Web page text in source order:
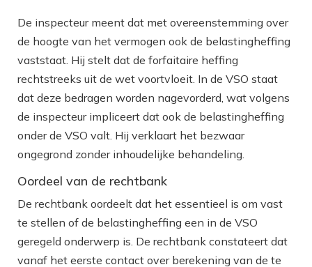
De inspecteur meent dat met overeenstemming over
de hoogte van het vermogen ook de belastingheffing
vaststaat. Hij stelt dat de forfaitaire heffing
rechtstreeks uit de wet voortvloeit. In de VSO staat
dat deze bedragen worden nagevorderd, wat volgens
de inspecteur impliceert dat ook de belastingheffing
onder de VSO valt. Hij verklaart het bezwaar
ongegrond zonder inhoudelijke behandeling.
Oordeel van de rechtbank
De rechtbank oordeelt dat het essentieel is om vast
te stellen of de belastingheffing een in de VSO
geregeld onderwerp is. De rechtbank constateert dat
vanaf het eerste contact over berekening van de te